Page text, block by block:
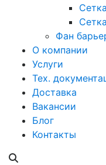
Фан
О компании
Услуги
Тех.
Доставка
Вакансии
Блог
Контакты